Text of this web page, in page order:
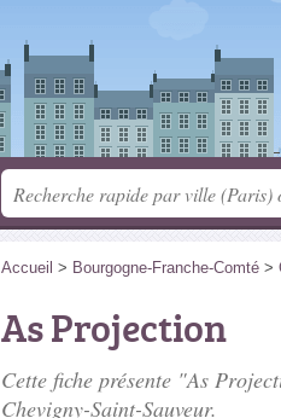
Accueil > Bourgogne-Franche-Comté >
As Projection
Cette fiche présente "As
Chevigny-Saint-Sauveur.